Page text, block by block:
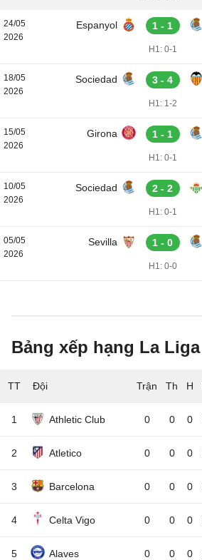
24/05
2026
Espanyol 1 - 1
H1: 0-1
18/05
2026
Sociedad 3 - 4
H1: 1-2
15/05
2026
Girona 1 - 1
H1: 0-1
10/05
2026
Sociedad 2 - 2
H1: 0-1
05/05
2026
Sevilla 1 - 0
H1: 0-0
Bảng xếp hạng La Liga
TT Đội
1 Athletic Club 0 0 0
2 Atletico 0 0 0
3 Barcelona 0 0 0
4 Celta Vigo 0 0 0
5 Alaves 0 0 0